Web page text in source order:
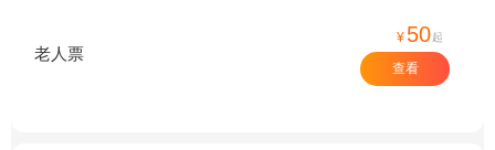
老人票
¥ 50起
查看